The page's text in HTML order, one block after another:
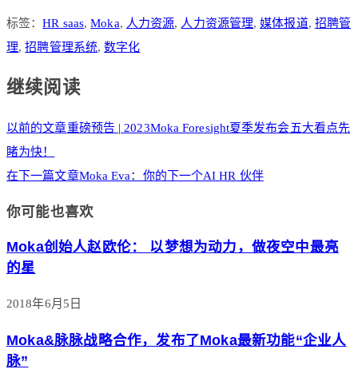
标签：HR saas,Moka, 人力资源, 人力资源管理,媒体报道, 招聘管
理,招聘管理系统,数字化
继续阅读
以前的文章重磅预告 | 2023Moka Foresight夏季发布会五大看点先
睹为快！
在下一篇文章Moka Eva：你的下一个AI HR 伙伴
你可能也喜欢
Moka创始人赵欧伦： 以梦想为动力，做夜空中最亮
的星
2018年6月5日
Moka&脉脉战略合作，发布了Moka最新功能“企业人
脉”